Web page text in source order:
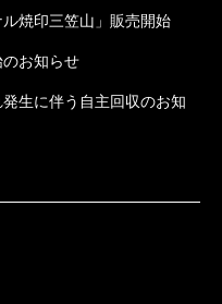
焼印三笠山」販売開始
お知らせ
生に伴う自主回収のお知